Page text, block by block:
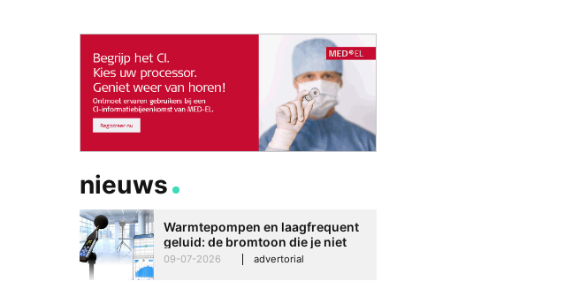
nieuws
Warmtepompen en laagfrequent
geluid: de bromtoon die je niet
kunt negeren
09-07-2026 advertorial